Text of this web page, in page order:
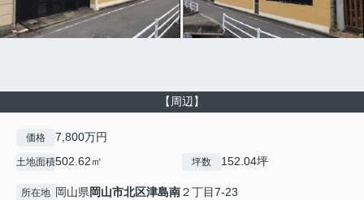
【周辺】
価格 7,800万円
土地面積502.62㎡ 坪数 152.04坪
所在地 岡山県岡山市北区津島南２丁目7-23